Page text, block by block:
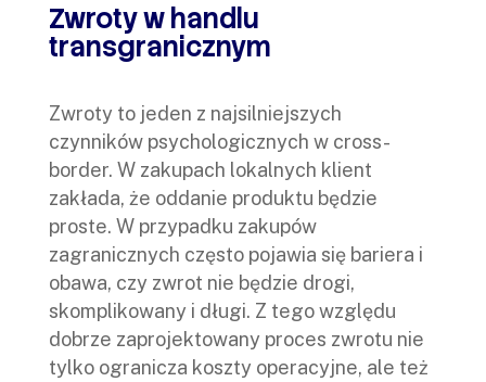
Zwroty w handlu
transgranicznym
Zwroty to jeden z najsilniejszych
czynników psychologicznych w cross-
border. W zakupach lokalnych klient
zakłada, że oddanie produktu będzie
proste. W przypadku zakupów
zagranicznych często pojawia się bariera i
obawa, czy zwrot nie będzie drogi,
skomplikowany i długi. Z tego względu
dobrze zaprojektowany proces zwrotu nie
tylko ogranicza koszty operacyjne, ale też